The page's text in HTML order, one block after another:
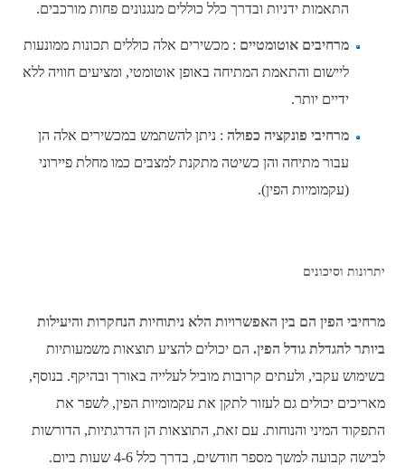
התאמות ידניות ובדרך כלל כוללים מנגנונים פחות מורכבים.
מרחיבים אוטומטיים : מכשירים אלה כוללים תכונות ממונעות
ליישום והתאמת המתיחה באופן אוטומטי, ומציעים חוויה ללא
ידיים יותר.
מרחיבי פונקציה כפולה : ניתן להשתמש במכשירים אלה הן
עבור מתיחה והן כשיטה מתקנת למצבים כמו מחלת פיירוני
(עקמומיות הפין).
יתרונות וסיכונים
מרחיבי הפין הם בין האפשרויות הלא ניתוחיות הנחקרות והיעילות
ביותר להגדלת גודל הפין. הם יכולים להציע תוצאות משמעותיות
בשימוש עקבי, ולעתים קרובות מוביל לעלייה באורך ובהיקף. בנוסף,
מאריכים יכולים גם לעזור לתקן את עקמומיות הפין, לשפר את
התפקוד המיני והנוחות. עם זאת, התוצאות הן הדרגתיות, הדורשות
לבישה קבועה למשך מספר חודשים, בדרך כלל 4-6 שעות ביום.